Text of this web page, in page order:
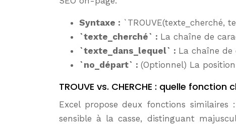
Syntaxe : `TROUVE(texte_cherché,
`texte_cherché` : La chaîne de
`texte_dans_lequel` : La chaîne de
`no_départ` : (Optionnel) La
TROUVE vs. CHERCHE : quelle
Excel propose deux fonctions similaires
sensible à la casse, distinguant